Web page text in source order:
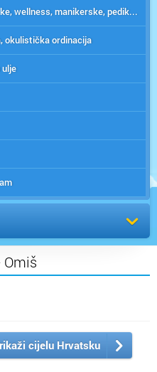
Oprema za kozmetičke, frizerske, wellness, manikerske, pedikerske i fitness centre
okulistička ordinacija
Omiš
cijelu Hrvatsku